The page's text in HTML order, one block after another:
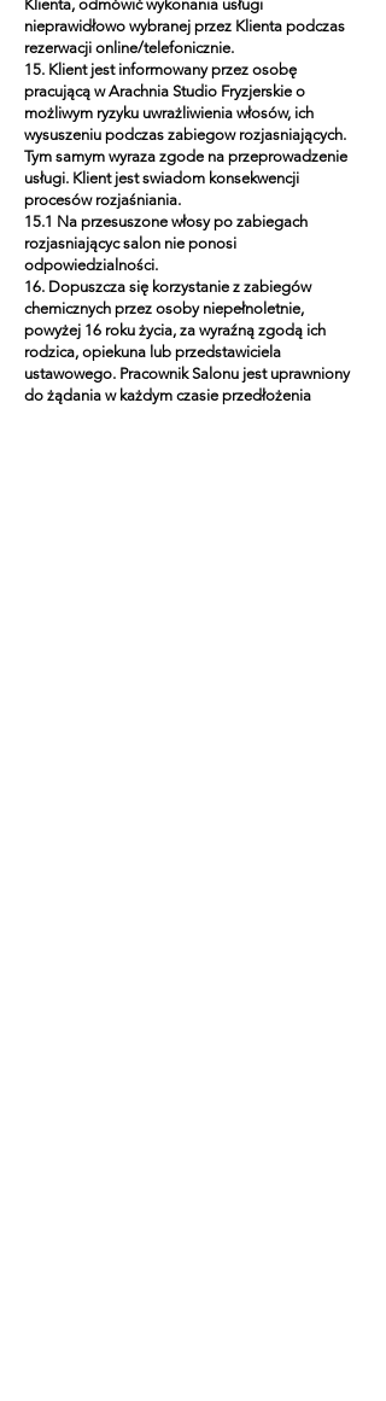
Klienta, odmówić wykonania usługi
nieprawidłowo wybranej przez Klienta podczas
rezerwacji online/telefonicznie.
15. Klient jest informowany przez osobę
pracującą w Arachnia Studio Fryzjerskie o
możliwym ryzyku uwrażliwienia włosów, ich
wysuszeniu podczas zabiegow rozjasniających.
Tym samym wyraza zgode na przeprowadzenie
usługi. Klient jest swiadom konsekwencji
procesów rozjaśniania.
15.1 Na przesuszone włosy po zabiegach
rozjasniającyc salon nie ponosi
odpowiedzialności.
16. Dopuszcza się korzystanie z zabiegów
chemicznych przez osoby niepełnoletnie,
powyżej 16 roku życia, za wyraźną zgodą ich
rodzica, opiekuna lub przedstawiciela
ustawowego. Pracownik Salonu jest uprawniony
do żądania w każdym czasie przedłożenia